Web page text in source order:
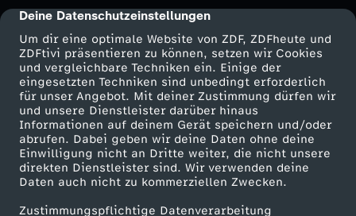
cmp-dialog-description
Deine Datenschutzeinstellungen
Um dir eine optimale Website von ZDF, ZDFheute und
ZDFtivi präsentieren zu können, setzen wir Cookies
und vergleichbare Techniken ein. Einige der
eingesetzten Techniken sind unbedingt erforderlich
für unser Angebot. Mit deiner Zustimmung dürfen wir
und unsere Dienstleister darüber hinaus
Informationen auf deinem Gerät speichern und/oder
abrufen. Dabei geben wir deine Daten ohne deine
Einwilligung nicht an Dritte weiter, die nicht unsere
direkten Dienstleister sind. Wir verwenden deine
Daten auch nicht zu kommerziellen Zwecken.
Zustimmungspflichtige Datenverarbeitung
l
i
e
l
e
r
Mehr ZDF
ZDF-Apps
Smart TV
ZDFtext
Livestreams
Service
ZDFmitreden
Kontakt zum ZDF
Tickets
Zuschauerservice